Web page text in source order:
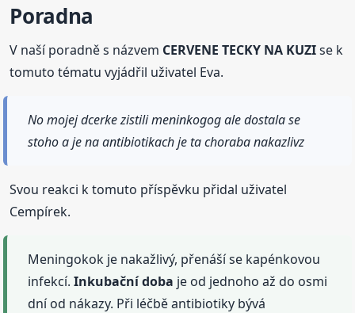
Poradna
V naší poradně s názvem CERVENE TECKY NA KUZIse k
tomuto tématu vyjádřil uživatel Eva.
No mojej dcerke zistili meninkogog ale dostala se
stoho a je na antibiotikach je ta choraba nakazlivz
Svou reakci k tomuto příspěvku přidal uživatel
Cempírek.
Meningokok je nakažlivý, přenáší se kapénkovou
infekcí.Inkubačnídoba je od jednoho až do osmi
dní od nákazy. Při léčbě antibiotiky bývá